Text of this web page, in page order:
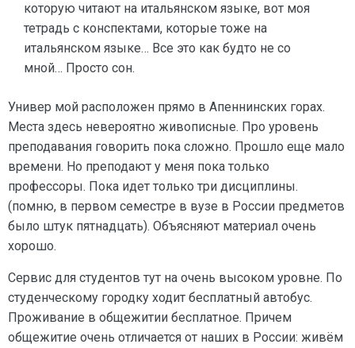
которую читают на итальянском языке, вот моя
тетрадь с конспектами, которые тоже на
итальянском языке… Все это как будто не со
мной… Просто сон.
Универ мой расположен прямо в Апеннинских горах.
Места здесь невероятно живописные. Про уровень
преподавания говорить пока сложно. Прошло еще мало
времени. Но преподают у меня пока только
профессоры. Пока идет только три дисциплины.
(помню, в первом семестре в вузе в России предметов
было штук пятнадцать). Объясняют материал очень
хорошо.
Сервис для студентов тут на очень высоком уровне. По
студенческому городку ходит бесплатный автобус.
Проживание в общежитии бесплатное. Причем
общежитие очень отличается от наших в России: живём